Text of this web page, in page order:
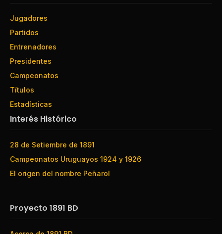
Jugadores
Partidos
Entrenadores
Presidentes
Campeonatos
Títulos
Estadísticas
Interés Histórico
28 de Setiembre de 1891
Campeonatos Uruguayos 1924 y 1926
El origen del nombre Peñarol
Proyecto 1891 BD